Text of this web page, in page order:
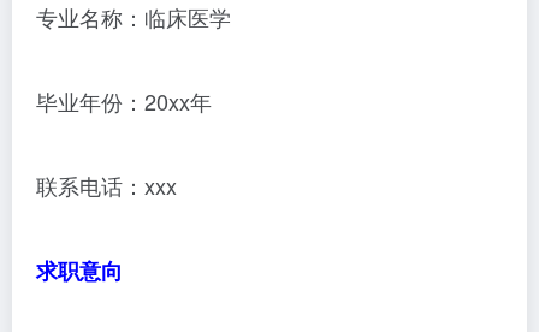
专业名称：临床医学
毕业年份：20xx年
联系电话：xxx
求职意向